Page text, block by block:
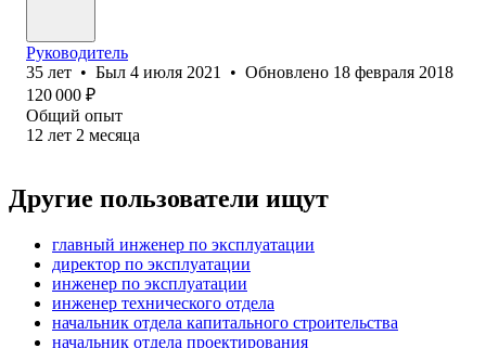
Руководитель
35 лет • Был 4 июля 2021 • Обновлено 18 февраля 2018
120 000 ₽
Общий опыт
12 лет 2 месяца
Другие пользователи ищут
главный инженер по эксплуатации
директор по эксплуатации
инженер по эксплуатации
инженер технического отдела
начальник отдела капитального строительства
начальник отдела проектирования